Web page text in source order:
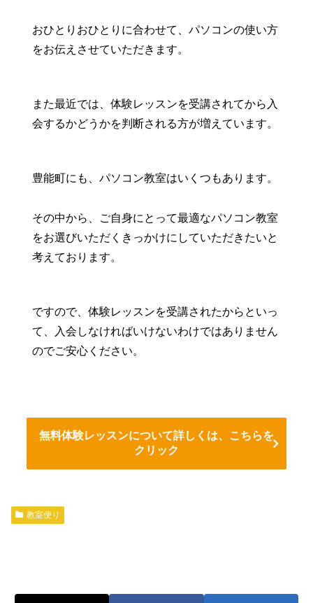
おひとりおひとりに合わせて、パソコンの使い方
をお伝えさせていただきます。
また最近では、体験レッスンを受講されてから入
会するかどうかを判断される方が増えています。
豊能町にも、パソコン教室はいくつもあります。
その中から、ご自身にとって最適なパソコン教室
をお選びいただくきっかけにしていただきたいと
考えております。
ですので、体験レッスンを受講されたからといっ
て、入会しなければいけないわけではありません
のでご安心ください。
無料体験レッスンについて詳しくは、こちらを
クリック
教室便り